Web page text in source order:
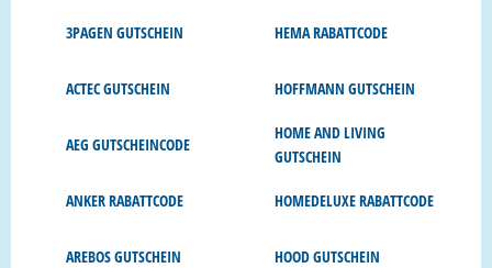
3PAGEN GUTSCHEIN
ACTEC GUTSCHEIN
AEG GUTSCHEINCODE
ANKER RABATTCODE
AREBOS GUTSCHEIN
HEMA RABATTCODE
HOFFMANN GUTSCHEIN
HOME AND LIVING
GUTSCHEIN
HOMEDELUXE RABATTCODE
HOOD GUTSCHEIN